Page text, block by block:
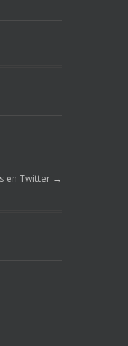
en Twitter →